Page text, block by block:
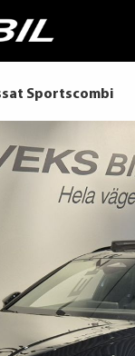
Sportscombi